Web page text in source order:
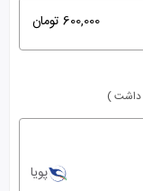
600,000 تومان
داشت )
پویا